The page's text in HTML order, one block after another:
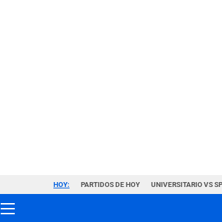
HOY: PARTIDOS DE HOY UNIVERSITARIO VS